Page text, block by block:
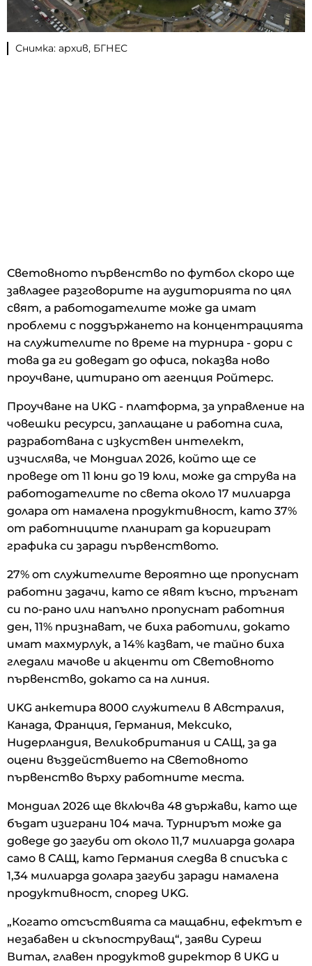
Снимка: архив, БГНЕС
Световното първенство по футбол скоро ще
завладее разговорите на аудиторията по цял
свят, а работодателите може да имат
проблеми с поддържането на концентрацията
на служителите по време на турнира - дори с
това да ги доведат до офиса, показва ново
проучване, цитирано от агенция Ройтерс.
Проучване на UKG - платформа, за управление на
човешки ресурси, заплащане и работна сила,
разработвана с изкуствен интелект,
изчислява, че Мондиал 2026, който ще се
проведе от 11 юни до 19 юли, може да струва на
работодателите по света около 17 милиарда
долара от намалена продуктивност, като 37%
от работниците планират да коригират
графика си заради първенството.
27% от служителите вероятно ще пропуснат
работни задачи, като се явят късно, тръгнат
си по-рано или напълно пропуснат работния
ден, 11% признават, че биха работили, докато
имат махмурлук, а 14% казват, че тайно биха
гледали мачове и акценти от Световното
първенство, докато са на линия.
UKG анкетира 8000 служители в Австралия,
Канада, Франция, Германия, Мексико,
Нидерландия, Великобритания и САЩ, за да
оцени въздействието на Световното
първенство върху работните места.
Мондиал 2026 ще включва 48 държави, като ще
бъдат изиграни 104 мача. Турнирът може да
доведе до загуби от около 11,7 милиарда долара
само в САЩ, като Германия следва в списъка с
1,34 милиарда долара загуби заради намалена
продуктивност, според UKG.
„Когато отсъствията са мащабни, ефектът е
незабавен и скъпоструващ“, заяви Суреш
Витал, главен продуктов директор в UKG и